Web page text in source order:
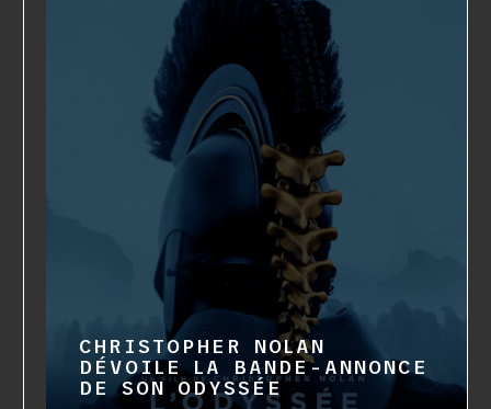
CHRISTOPHER NOLAN
DÉVOILE LA BANDE-ANNONCE
DE SON ODYSSÉE